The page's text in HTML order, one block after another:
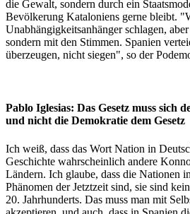
die Gewalt, sondern durch ein
Bevölkerung Kataloniens gerne bleibt.
Unabhängigkeitsanhänger schlagen,
sondern mit den Stimmen. Spanien
überzeugen, nicht siegen", so der
Pablo Iglesias: Das Gesetz muss sich
und nicht die Demokratie dem Gesetz
Ich weiß, dass das Wort Nation in
Geschichte wahrscheinlich andere
Ländern. Ich glaube, dass die Nationen
Phänomen der Jetztzeit sind, sie sind
20. Jahrhunderts. Das muss man mit